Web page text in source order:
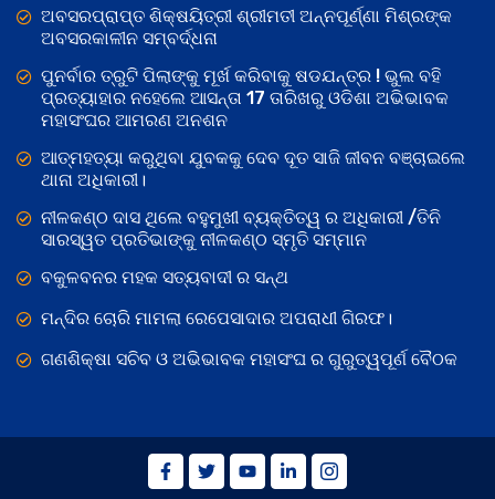
ଅବସରପ୍ରାପ୍ତ ଶିକ୍ଷୟିତ୍ରୀ ଶ୍ରୀମତୀ ଅନ୍ନପୂର୍ଣ୍ଣା ମିଶ୍ରଙ୍କ
ଅବସରକାଳୀନ ସମ୍ବର୍ଦ୍ଧନା
ପୁନର୍ବାର ତ୍ରୁଟି ପିଲାଙ୍କୁ ମୂର୍ଖ କରିବାକୁ ଷଡଯନ୍ତ୍ର ! ଭୁଲ ବହି
ପ୍ରତ୍ୟାହାର ନହେଲେ ଆସନ୍ତା 17 ତାରିଖରୁ ଓଡିଶା ଅଭିଭାବକ
ମହାସଂଘର ଆମରଣ ଅନଶନ
ଆତ୍ମହତ୍ୟା କରୁଥିବା ଯୁବକକୁ ଦେବ ଦୂତ ସାଜି ଜୀବନ ବଞ୍ଚାଇଲେ
ଥାନା ଅଧିକାରୀ।
ନୀଳକଣ୍ଠ ଦାସ ଥିଲେ ବହୁମୁଖୀ ବ୍ୟକ୍ତିତ୍ୱ ର ଅଧିକାରୀ /ତିନି
ସାରସ୍ୱତ ପ୍ରତିଭାଙ୍କୁ ନୀଳକଣ୍ଠ ସ୍ମୃତି ସମ୍ମାନ
ବକୁଳବନର ମହକ ସତ୍ୟବାଦୀ ର ସନ୍ଥ
ମନ୍ଦିର ଚୋରି ମାମଲା ରେପେସାଦାର ଅପରାଧୀ ଗିରଫ।
ଗଣଶିକ୍ଷା ସଚିବ ଓ ଅଭିଭାବକ ମହାସଂଘ ର ଗୁରୁତ୍ୱପୂର୍ଣ ବୈଠକ